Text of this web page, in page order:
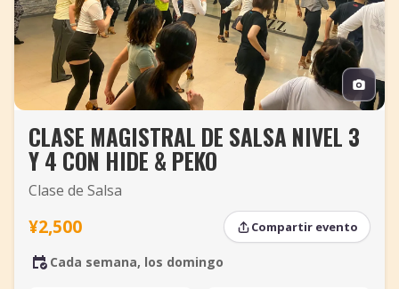
Glosario
Tienda
Añadir evento
CLASE MAGISTRAL DE SALSA NIVEL 3
Y 4 CON HIDE & PEKO
Clase de Salsa
¥2,500 Compartir evento
Cada semana, los domingo